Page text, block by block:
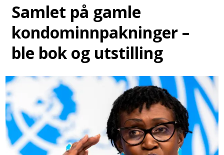
Samlet på gamle
kondominnpakninger –
ble bok og utstilling